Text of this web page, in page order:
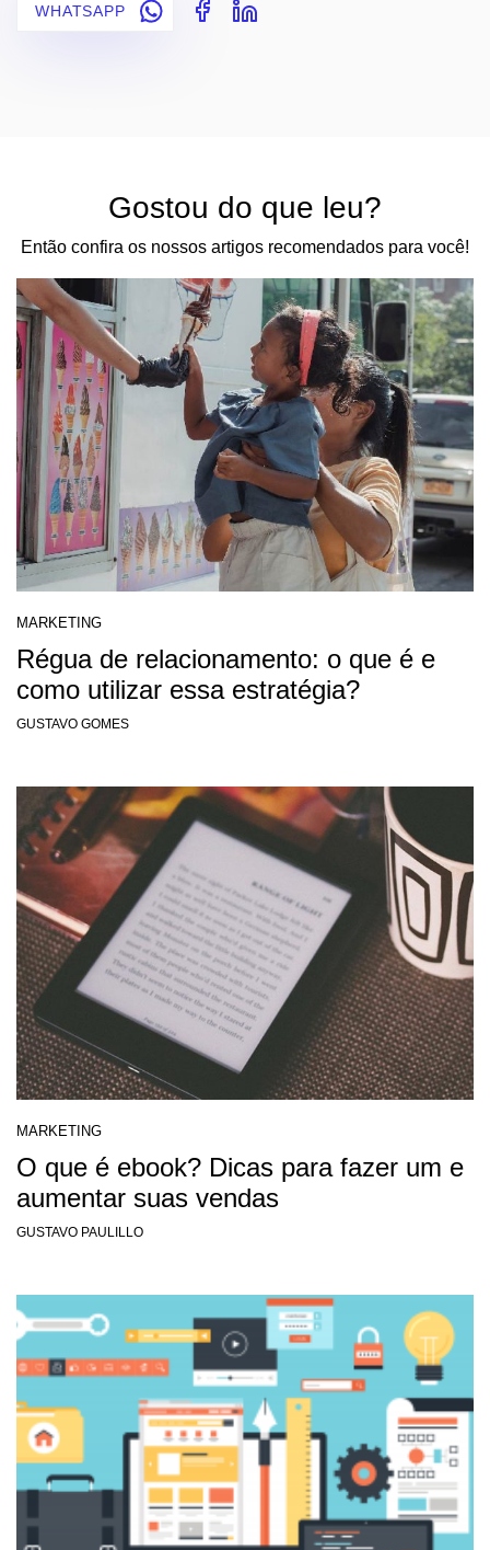
WHATSAPP
Gostou do que leu?
Então confira os nossos artigos recomendados para você!
MARKETING
Régua de relacionamento: o que é e
como utilizar essa estratégia?
GUSTAVO GOMES
MARKETING
O que é ebook? Dicas para fazer um e
aumentar suas vendas
GUSTAVO PAULILLO